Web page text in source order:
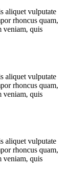
aliquet vulputate
rhoncus quam,
veniam, quis
aliquet vulputate
rhoncus quam,
veniam, quis
aliquet vulputate
rhoncus quam,
veniam, quis